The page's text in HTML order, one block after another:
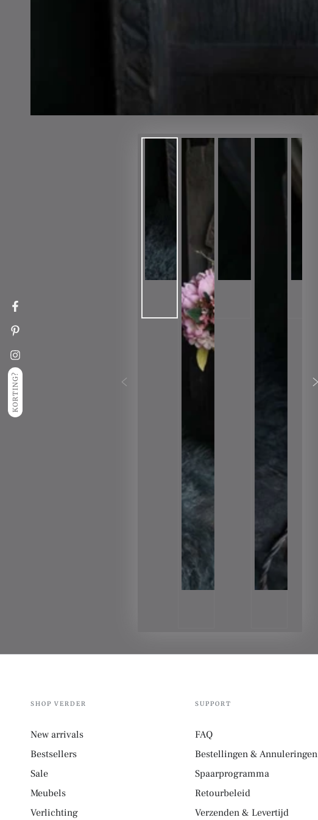
SHOP VERDER
New arrivals
Bestsellers
Sale
Meubels
Verlichting
SUPPORT
FAQ
Bestellingen & Annuleringen
Spaarprogramma
Retourbeleid
Verzenden & Levertijd
Facebook
Pinterest
Instagram
KORTING?